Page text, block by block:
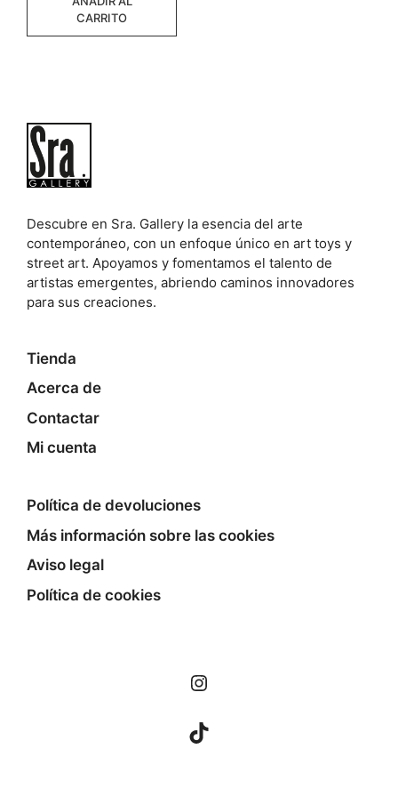
CARRITO
Descubre en Sra. Gallery la esencia del arte
contemporáneo, con un enfoque único en art toys y
street art. Apoyamos y fomentamos el talento de
artistas emergentes, abriendo caminos innovadores
para sus creaciones.
Tienda
Acerca de
Contactar
Mi cuenta
Política de devoluciones
Más información sobre las cookies
Aviso legal
Política de cookies
Instagram
TikTok